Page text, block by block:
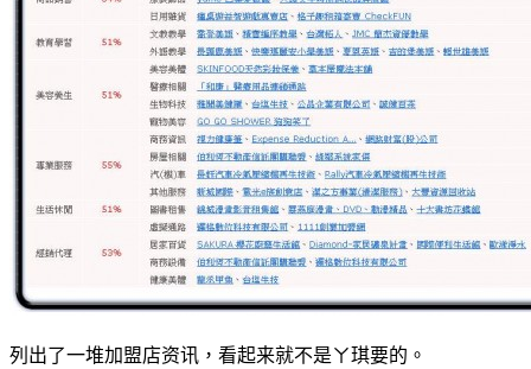
列出了一堆加盟店资讯，看起来就不是ㄚ琪要的。